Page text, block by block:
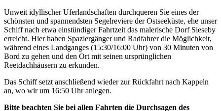
Unweit idyllischer Uferlandschaften durchqueren Sie eines der
schönsten und spannendsten Segelreviere der Ostseeküste, ehe unser
Schiff nach etwa einstündiger Fahrtzeit das malerische Dorf Sieseby
erreicht. Hier haben Spaziergänger und Radfahrer die Möglichkeit,
während eines Landganges (15:30/16:00 Uhr) von 30 Minuten von
Bord zu gehen und den Ort mit seinen ursprünglichen
Reetdachhäusern zu erkunden.
Das Schiff setzt anschließend wieder zur Rückfahrt nach Kappeln
an, wo wir um 16:50 Uhr anlegen.
Bitte beachten Sie bei allen Fahrten die Durchsagen des